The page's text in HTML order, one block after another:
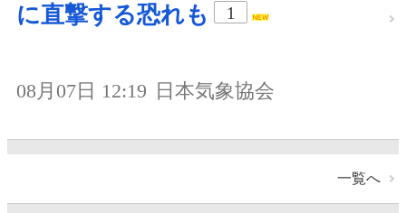
に直撃する恐れも
1
08月07日 12:19 日本気象協会
一覧へ